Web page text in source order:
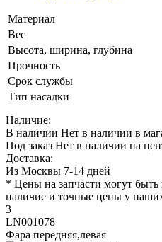
Материал
Вес
Высота, ширина, глубина
Прочность
Срок службы
Тип насадки
Наличие:
В наличии Нет в наличии в
Под заказ Нет в наличии на
Доставка:
Из Москвы 7-14 дней
* Цены на запчасти могут
наличие и точные цены у
3
LN001078
Фара передняя,левая